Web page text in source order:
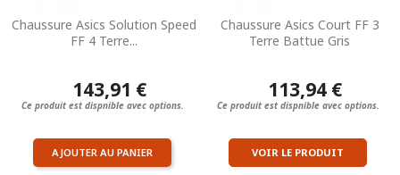
Chaussure Asics Solution Speed
FF 4 Terre...
143,91 €
Ce produit est dispnible avec options.
AJOUTER AU PANIER
Chaussure Asics Court FF 3
Terre Battue Gris
113,94 €
Ce produit est dispnible avec options.
VOIR LE PRODUIT